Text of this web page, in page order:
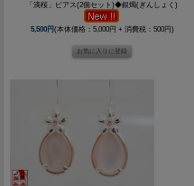
「滴桜」ピアス(2個セット)◆銀燭(ぎんしょく)
5,500円(本体価格：5,000円 + 消費税：500円)